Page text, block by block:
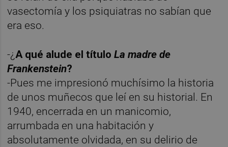
vasectomía y los psiquiatras no sabían que
era eso.
-¿A qué alude el títuloLa madre de
Frankenstein?
-Pues me impresionó muchísimo la historia
de unos muñecos que leí en su historial. En
1940, encerrada en un manicomio,
arrumbada en una habitación y
absolutamente olvidada, en su delirio de